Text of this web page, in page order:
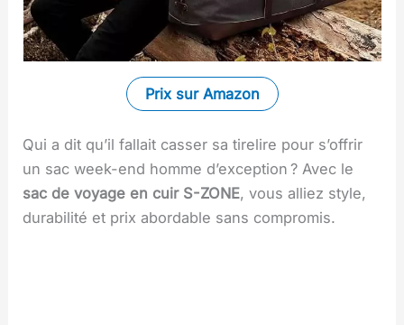
Prix sur Amazon
Qui a dit qu’il fallait casser sa tirelire pour s’offrir
un sac week-end homme d’exception ? Avec le
sac de voyage en cuir S-ZONE, vous alliez style,
durabilité et prix abordable sans compromis.